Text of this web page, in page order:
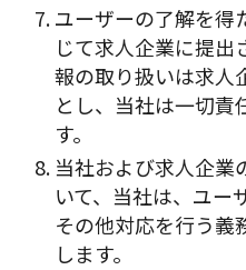
ユーザーの了解を得
じて求人企業に提
報の取り扱いは求人
とし、当社は一切責
す。
当社および求人企業
いて、当社は、ユー
その他対応を行う義
します。